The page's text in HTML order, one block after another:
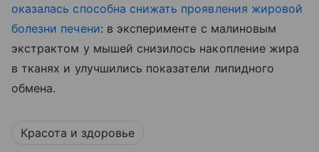
оказалась способна снижать проявления жировой
болезни печени: в эксперименте с малиновым
экстрактом у мышей снизилось накопление жира
в тканях и улучшились показатели липидного
обмена.
Красота и здоровье